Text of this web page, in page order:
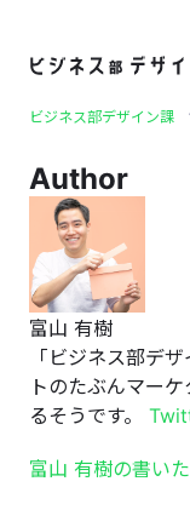
2
ビジネス部デザイン課
Author
富山 有樹
「ビジネス部デ
トのたぶんマー
るそうです。
富山 有樹の書い